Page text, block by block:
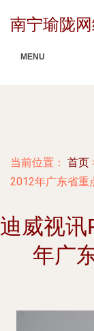
南宁瑜陇
MENU
当前位置： 首页
2012年广东省重
迪威视
年广